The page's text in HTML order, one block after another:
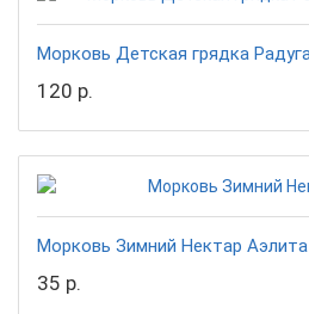
Морковь Детская грядка
120 р.
Морковь Зимний Нектар Аэлита
35 р.